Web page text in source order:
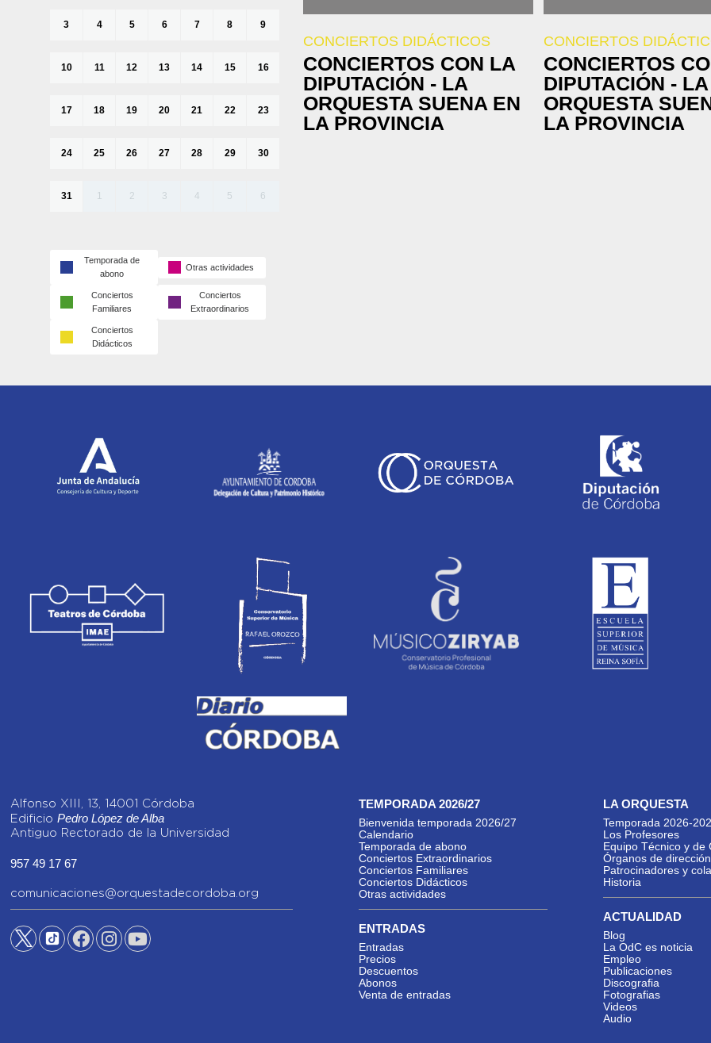
3 4 5 6 7 8 9
10 11 12 13 14 15 16
17 18 19 20 21 22 23
24 25 26 27 28 29 30
31 1 2 3 4 5 6
Temporada de
abono
Otras actividades
Conciertos
Familiares
Conciertos
Extraordinarios
Conciertos
Didácticos
CONCIERTOS DIDÁCTICOS
CONCIERTOS CON LA
DIPUTACIÓN - LA
ORQUESTA SUENA EN
LA PROVINCIA
CONCIERTOS
CONCIERTOS
DIPUTACIÓN - LA
ORQUESTA
LA PROVINCIA
Alfonso XIII, 13, 14001 Córdoba
Edificio Pedro López de Alba
Antiguo Rectorado de la Universidad
957 49 17 67
comunicaciones@orquestadecordoba.org
TEMPORADA 2026/27
Bienvenida temporada 2026/27
Calendario
Temporada de abono
Conciertos Extraordinarios
Conciertos Familiares
Conciertos Didácticos
Otras actividades
ENTRADAS
Entradas
Precios
Descuentos
Abonos
Venta de entradas
LA ORQUESTA
Temporada 2026-
Los Profesores
Equipo Técnico y de
Órganos de dirección
Patrocinadores y
Historia
ACTUALIDAD
Blog
La OdC es noticia
Empleo
Publicaciones
Discografia
Fotografias
Videos
Audio